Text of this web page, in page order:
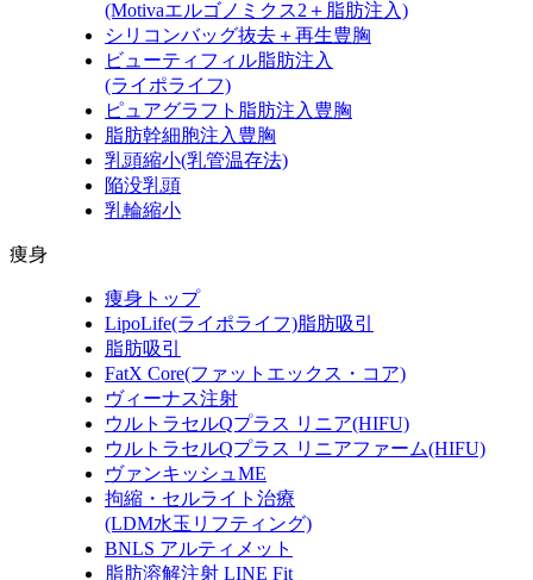
(Motivaエルゴノミクス2＋脂肪注入)
シリコンバッグ抜去＋再生豊胸
ビューティフィル脂肪注入
(ライポライフ)
ピュアグラフト脂肪注入豊胸
脂肪幹細胞注入豊胸
乳頭縮小(乳管温存法)
陥没乳頭
乳輪縮小
痩身
痩身トップ
LipoLife(ライポライフ)脂肪吸引
脂肪吸引
FatX Core(ファットエックス・コア)
ヴィーナス注射
ウルトラセルQプラス リニア(HIFU)
ウルトラセルQプラス リニアファーム(HIFU)
ヴァンキッシュME
拘縮・セルライト治療
(LDM水玉リフティング)
BNLS アルティメット
脂肪溶解注射 LINE Fit